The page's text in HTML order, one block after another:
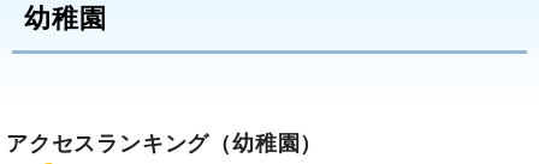
幼稚園
アクセスランキング （幼稚園）